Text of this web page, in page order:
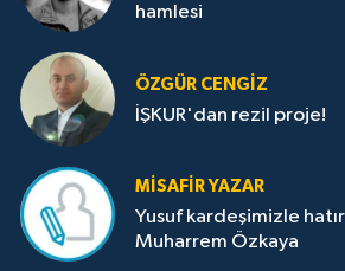
hamlesi
ÖZGÜR CENGIZ
İŞKUR'dan rezil proje!
MISAFIR YAZAR
Yusuf kardeşimizle
Muharrem Özkaya